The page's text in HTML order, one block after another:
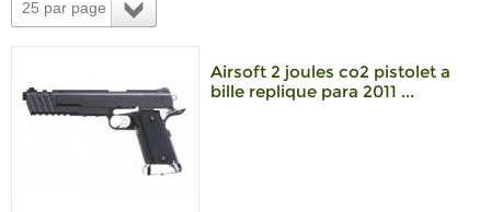
25 par page
Airsoft 2 joules co2 pistolet a
bille replique para 2011 ...